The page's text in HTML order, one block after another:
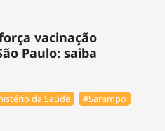
vacinação
Paulo: saiba
da Saúde
#Sarampo